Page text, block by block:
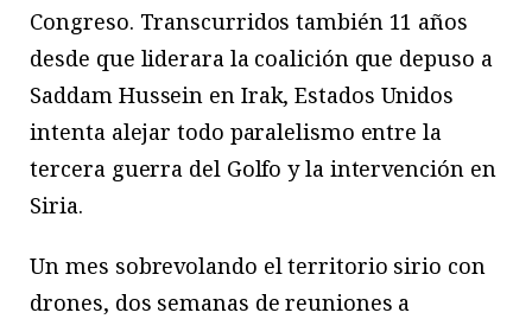
Congreso. Transcurridos también 11 años
desde que liderara la coalición que depuso a
Saddam Hussein en Irak, Estados Unidos
intenta alejar todo paralelismo entre la
tercera guerra del Golfo y la intervención en
Siria.
Un mes sobrevolando el territorio sirio con
drones, dos semanas de reuniones a